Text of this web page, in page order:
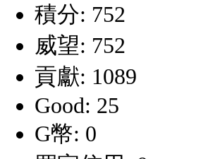
積分: 752
威望: 752
貢獻: 1089
Good: 25
G幣: 0